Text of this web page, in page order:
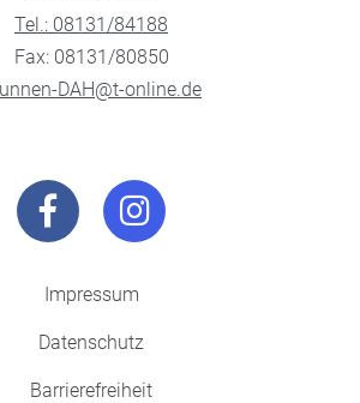
Tel.: 08131/84188
Fax: 08131/80850
DAH@t-online.de
Impressum
Datenschutz
Barrierefreiheit